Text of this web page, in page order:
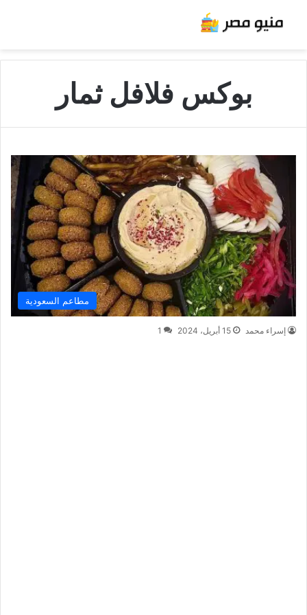
بوكس فلافل ثمار
مطاعم السعودية
إسراء محمد 15 أبريل، 2024 1